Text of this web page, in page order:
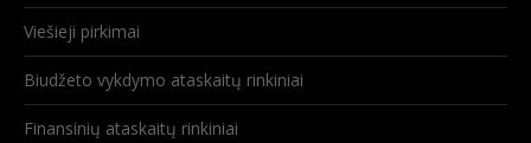
Viešieji pirkimai
Biudžeto vykdymo ataskaitų rinkiniai
Finansinių ataskaitų rinkiniai